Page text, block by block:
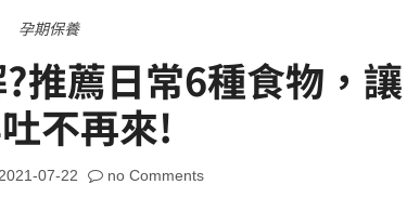
孕期保養
推薦日常6種食物，讓
不再來!
2021-07-22 no Comments